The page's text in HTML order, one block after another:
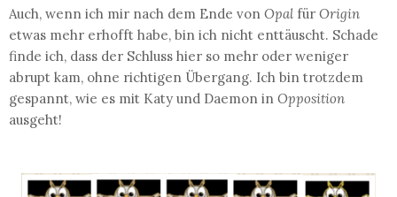
Auch, wenn ich mir nach dem Ende von Opal für Origin
etwas mehr erhofft habe, bin ich nicht enttäuscht. Schade
finde ich, dass der Schluss hier so mehr oder weniger
abrupt kam, ohne richtigen Übergang. Ich bin trotzdem
gespannt, wie es mit Katy und Daemon in Opposition
ausgeht!